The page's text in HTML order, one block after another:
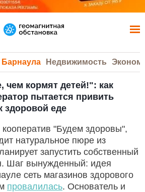
Барнаула Недвижимость
чем кормят детей!": как
пытается привить
еде
кооператив "Будем здоровы",
натуральное пюре из
запустить собственный
Шаг вынужденный: идея
сеть магазинов здорового
провалилась. Основатель и